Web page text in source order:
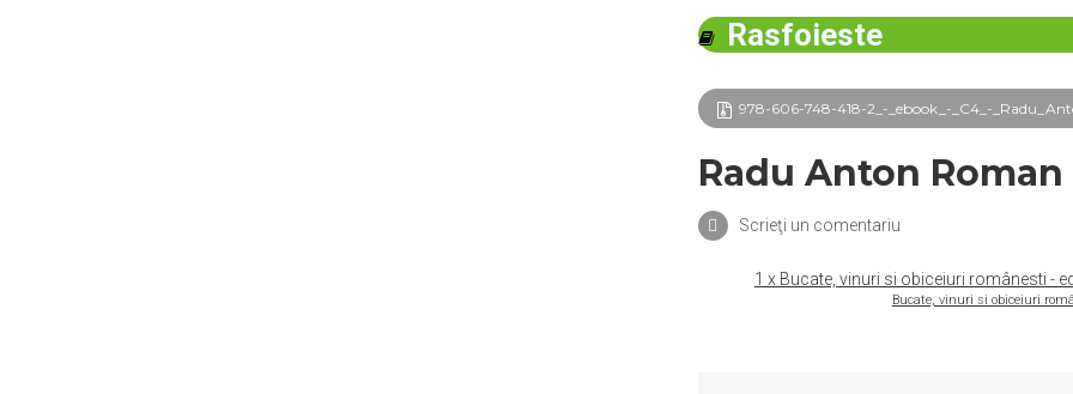
Rasfoieste
978-606-748-418-2_-_ebook_-_C4_-
Radu Anton Roman
Scrieţi un comentariu
1 x Bucate, vinuri si obiceiuri românesti -
Bucate, vinuri si obiceiuri